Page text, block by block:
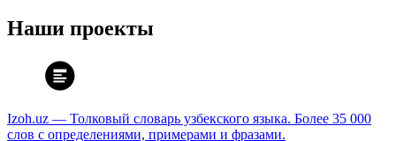
Наши проекты
Izoh.uz — Толковый словарь узбекского языка. Более 35 000
слов с определениями, примерами и фразами.